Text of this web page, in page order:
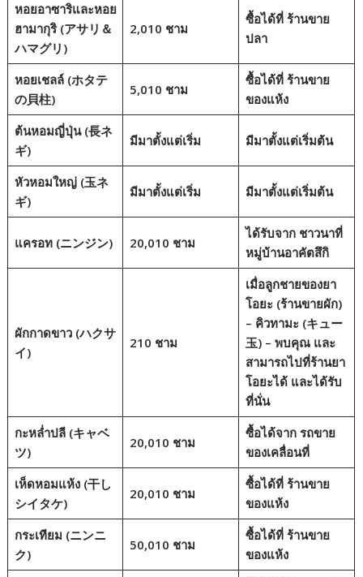
หอยอาซาริและหอย
ฮามากุริ (アサリ＆
ハマグリ)
2,010 ชาม
ซื้อได้ที่ ร้านขาย
ปลา
หอยเชลล์ (ホタテ
の貝柱)
5,010 ชาม
ซื้อได้ที่ ร้านขาย
ของแห้ง
ต้นหอมญี่ปุ่น (長ネ
ギ)
มีมาตั้งแต่เริ่ม มีมาตั้งแต่เริ่มต้น
หัวหอมใหญ่ (玉ネ
ギ)
มีมาตั้งแต่เริ่ม มีมาตั้งแต่เริ่มต้น
แครอท (ニンジン) 20,010 ชาม
ได้รับจาก ชาวนาที่
หมู่บ้านอาคัตสึกิ
ผักกาดขาว (ハクサ
イ)
210 ชาม
เมื่อลูกชายของยา
โอยะ (ร้านขายผัก)
– คิวทามะ (キュー
玉) – พบคุณและ
สามารถไปที่ร้านยา
โอยะได้ และได้รับ
ที่นั่น
กะหล่ำปลี (キャベ
ツ)
20,010 ชาม
ซื้อได้จาก รถขาย
ของเคลื่อนที่
เห็ดหอมแห้ง (干し
シイタケ)
20,010 ชาม
ซื้อได้ที่ ร้านขาย
ของแห้ง
กระเทียม (ニンニ
ク)
50,010 ชาม
ซื้อได้ที่ ร้านขาย
ของแห้ง